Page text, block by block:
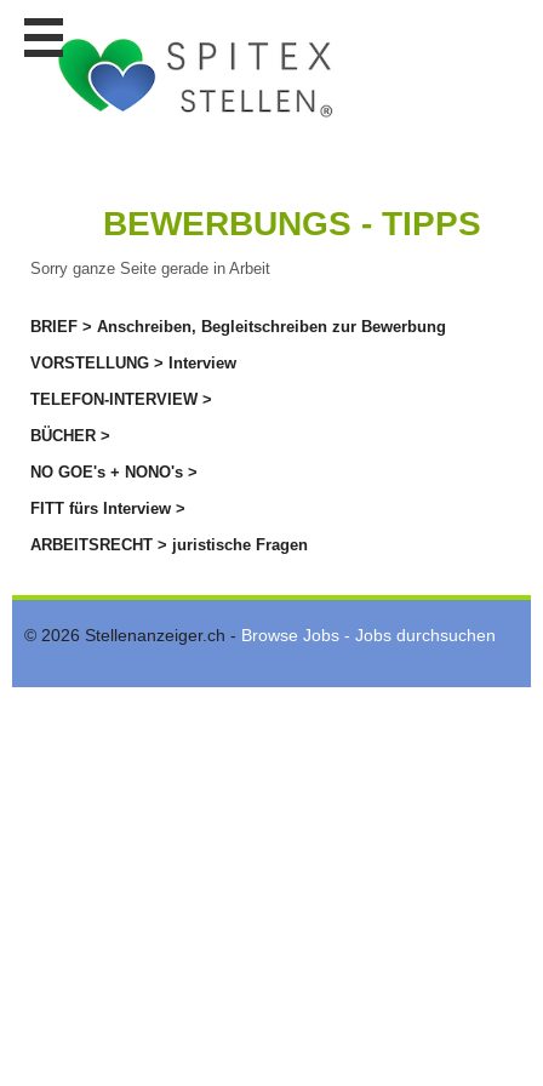
Stellen
finden
Personalberatungen
App's
Lehrstellen
finden
Lehrstellen
inserieren
BEWERBUNGS - TIPPS
Sorry ganze Seite gerade in Arbeit
BRIEF > Anschreiben, Begleitschreiben zur Bewerbung
VORSTELLUNG > Interview
TELEFON-INTERVIEW >
BÜCHER >
NO GOE's + NONO's >
FITT fürs Interview >
ARBEITSRECHT > juristische Fragen
© 2026 Stellenanzeiger.ch - Browse Jobs - Jobs durchsuchen